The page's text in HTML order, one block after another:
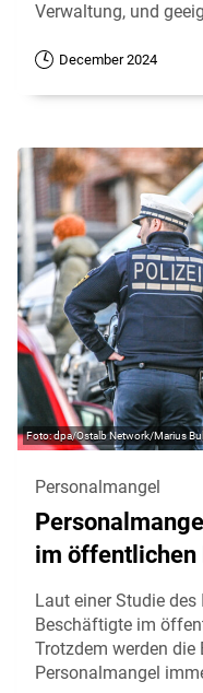
Verwaltung, und
December 2024
dpa/Ostalb Network/Marius
Personalmangel
im öffentlichen
Laut einer Studie
Beschäftigte im
Trotzdem werden die
Personalmangel